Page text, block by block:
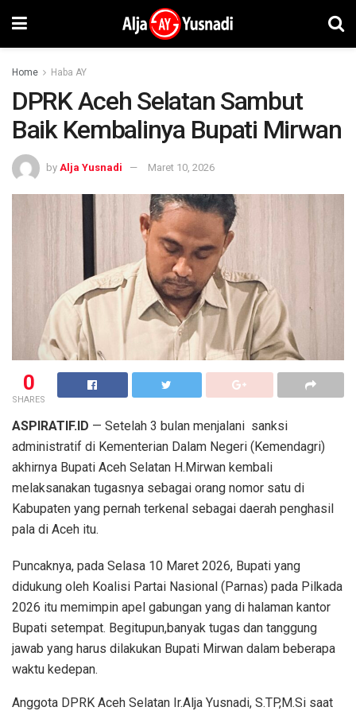
Home Haba AY
DPRK Aceh Selatan Sambut
Baik Kembalinya Bupati Mirwan
by Alja Yusnadi Maret 10, 2026
0
SHARES
ASPIRATIF.ID — Setelah 3 bulan menjalani sanksi
administratif di Kementerian Dalam Negeri (Kemendagri)
akhirnya Bupati Aceh Selatan H.Mirwan kembali
melaksanakan tugasnya sebagai orang nomor satu di
Kabupaten yang pernah terkenal sebagai daerah penghasil
pala di Aceh itu.
Puncaknya, pada Selasa 10 Maret 2026, Bupati yang
didukung oleh Koalisi Partai Nasional (Parnas) pada Pilkada
2026 itu memimpin apel gabungan yang di halaman kantor
Bupati setempat. Begitupun,banyak tugas dan tanggung
jawab yang harus dilakukan Bupati Mirwan dalam beberapa
waktu kedepan.
Anggota DPRK Aceh Selatan Ir.Alja Yusnadi, S.TP,M.Si saat